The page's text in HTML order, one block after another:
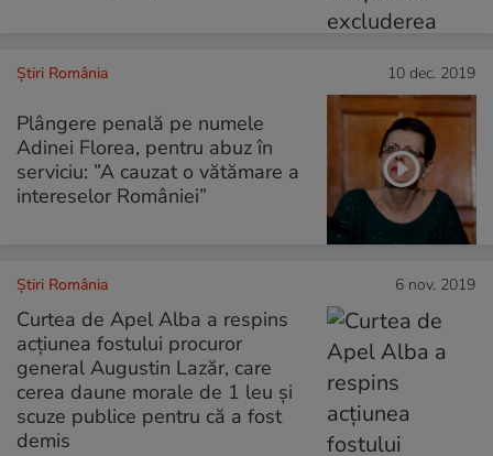
Știri România 10 dec. 2019
Plângere penală pe numele
Adinei Florea, pentru abuz în
serviciu: ”A cauzat o vătămare a
intereselor României”
Știri România 6 nov. 2019
Curtea de Apel Alba a respins
acțiunea fostului procuror
general Augustin Lazăr, care
cerea daune morale de 1 leu și
scuze publice pentru că a fost
demis